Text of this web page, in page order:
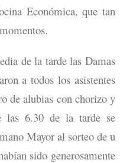
Económica, que tan
de la tarde las Damas
a todos los asistentes
de alubias con chorizo y
las 6.30 de la tarde se
Mayor al sorteo de u
sido generosamente